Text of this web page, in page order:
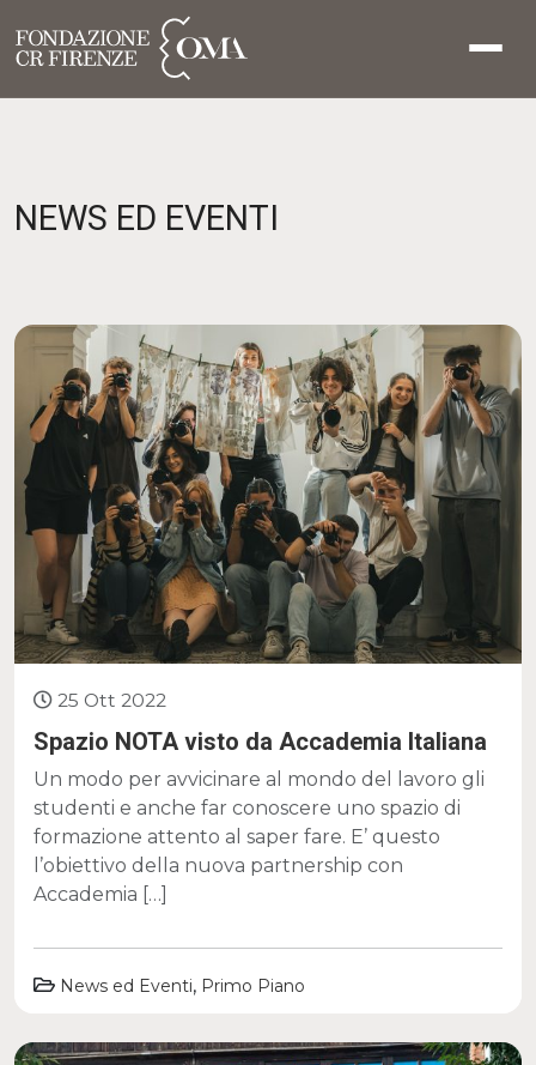
NEWS ED EVENTI
25 Ott 2022
Spazio NOTA visto da Accademia Italiana
Un modo per avvicinare al mondo del lavoro gli
studenti e anche far conoscere uno spazio di
formazione attento al saper fare. E’ questo
l’obiettivo della nuova partnership con
Accademia […]
News ed Eventi, Primo Piano